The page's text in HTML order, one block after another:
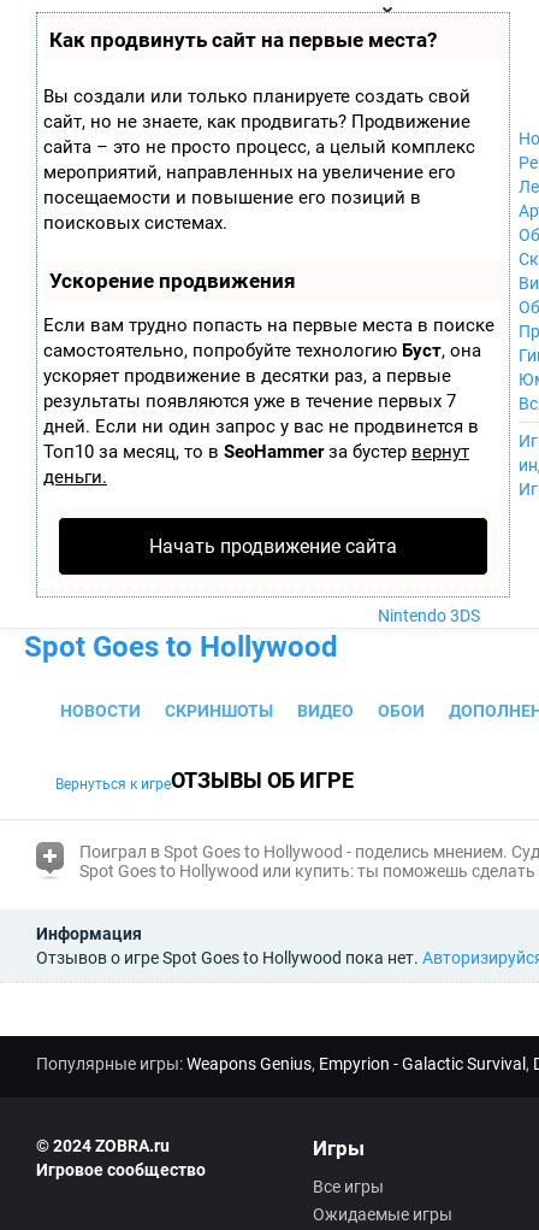
Как продвинуть сайт на первые места?
Вы создали или только планируете создать свой
сайт, но не знаете, как продвигать? Продвижение
сайта – это не просто процесс, а целый комплекс
мероприятий, направленных на увеличение его
посещаемости и повышение его позиций в
поисковых системах.
Ускорение продвижения
Если вам трудно попасть на первые места в поиске
самостоятельно, попробуйте технологию Буст, она
ускоряет продвижение в десятки раз, а первые
результаты появляются уже в течение первых 7
дней. Если ни один запрос у вас не продвинется в
Топ10 за месяц, то в SeoHammerза бустер вернут
деньги.
Начать продвижение сайта
играх
ла
ор
м
ы
Xbox 360
Nintendo Wii
Nintendo
GameCube
PlayStation
PlayStation 2
Portable
Nintendo DS
Android
iOS
MacOS
Sega Mega Drive
Mobile
Nintendo Wii U
Nintendo 3DS
Spot Goes to Hollywood
НОВОСТИ СКРИНШОТЫ ВИДЕО ОБОИ
Вернуться к игреОТЗЫВЫ ОБ ИГРЕ
Поиграл в Spot Goes to Hollywood - поделись мнением.
Spot Goes to Hollywood или купить: ты поможешь
Информация
Отзывов о игре Spot Goes to Hollywood пока нет.
Популярные игры:Weapons Genius, Empyrion - Galactic Survival ,
© 2024 ZOBRA.ru
Игровое сообщество
Игры
Все игры
Ожидаемые игры